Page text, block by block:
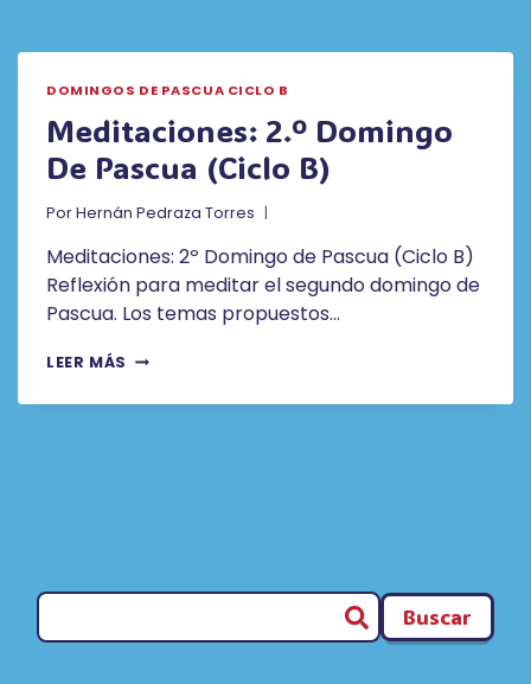
DOMINGOS DE PASCUA CICLO B
Meditaciones: 2.º Domingo
De Pascua (ciclo B)
PorHernán Pedraza Torres
Meditaciones: 2º Domingo de Pascua (Ciclo B)
Reflexión para meditar el segundo domingo de
Pascua. Los temas propuestos…
LEER MÁS MEDITACIONES:
DOMINGO
Buscar